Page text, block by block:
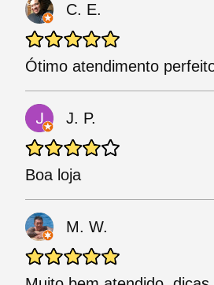
C. E.
Ótimo atendimento
J. P.
Boa loja
M. W.